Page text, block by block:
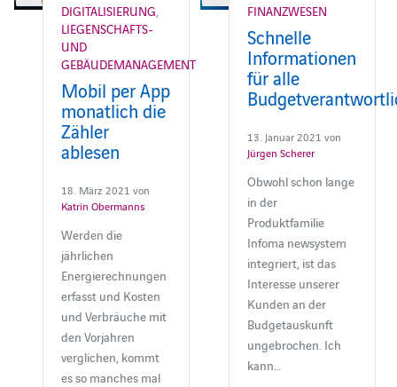
DIGITALISIERUNG
LIEGENSCHAFTS-
UND
GEBÄUDEMANAGEMENT
Mobil per App
monatlich die
Zähler
ablesen
18. März 2021 von
Katrin Obermanns
Werden die
jährlichen
Energierechnungen
erfasst und Kosten
und Verbräuche mit
den Vorjahren
verglichen, kommt
es so manches mal
FINANZWESEN
Schnelle
Informationen
für alle
13. Januar 2021 von
Jürgen Scherer
Obwohl schon lange
in der
Produktfamilie
Infoma newsystem
integriert, ist das
Interesse unserer
Kunden an der
Budgetauskunft
ungebrochen. Ich
kann…